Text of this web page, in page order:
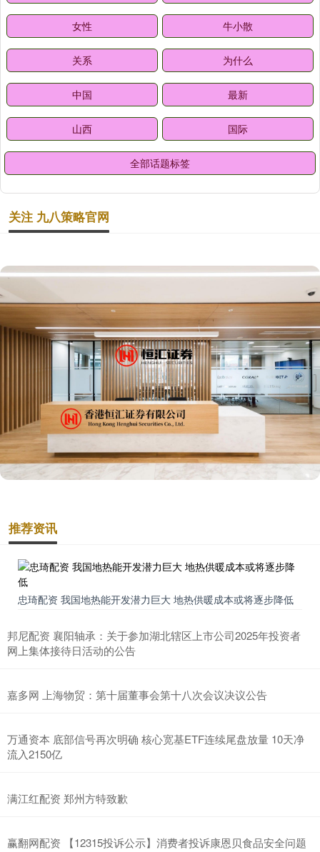
女性 牛小散
关系 为什么
中国 最新
山西 国际
全部话题标签
关注 九八策略官网
推荐资讯
忠琦配资 我国地热能开发潜力巨大 地热供暖成本或将逐步降低
邦尼配资 襄阳轴承：关于参加湖北辖区上市公司2025年投资者
网上集体接待日活动的公告
嘉多网 上海物贸：第十届董事会第十八次会议决议公告
万通资本 底部信号再次明确 核心宽基ETF连续尾盘放量 10天净
流入2150亿
满江红配资 郑州方特致歉
赢翻网配资 【12315投诉公示】消费者投诉康恩贝食品安全问题